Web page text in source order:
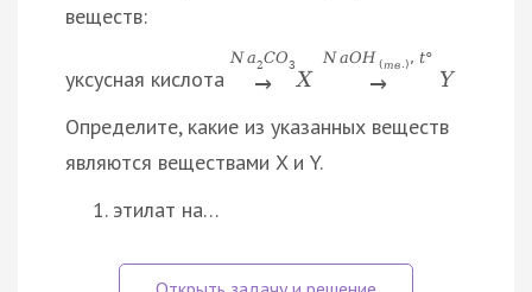
веществ:
уксусная кислота
Na2CO3
→ X
NaOH ( тв . ) , t°
→ Y
Определите, какие из указанных веществ
являются веществами X и Y.
этилат на…